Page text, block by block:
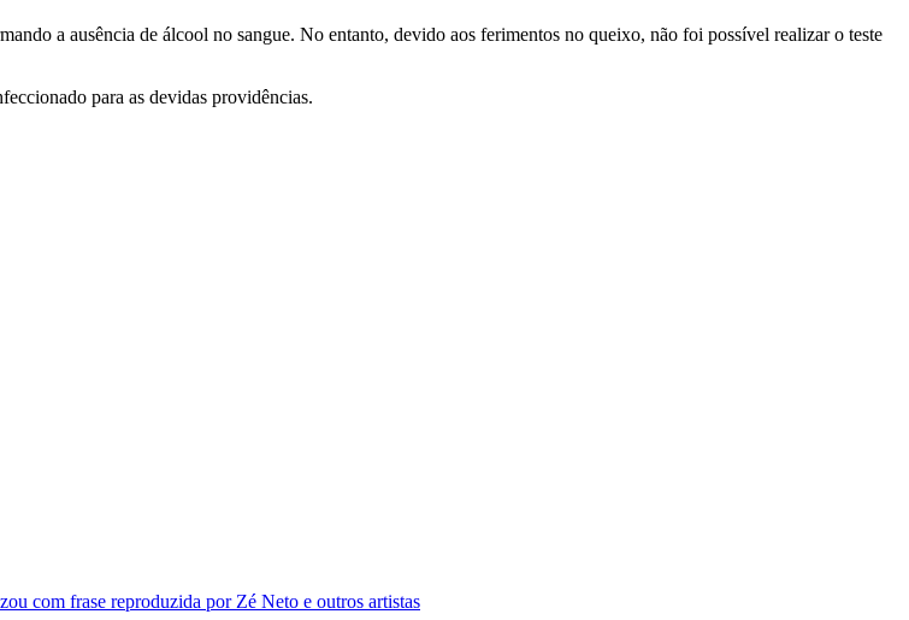
a ausência de álcool no sangue. No entanto, devido aos ferimentos no queixo, não foi possível realizar o teste
para as devidas providências.